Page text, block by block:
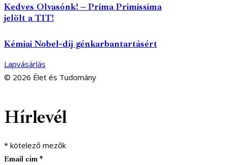
Kedves Olvasónk! – Prima Primissima
jelölt a TIT!
Kémiai Nobel-díj génkarbantartásért
Lapvásárlás
© 2026 Élet és Tudomány
Hírlevél
* kötelező mezők
Email cím *